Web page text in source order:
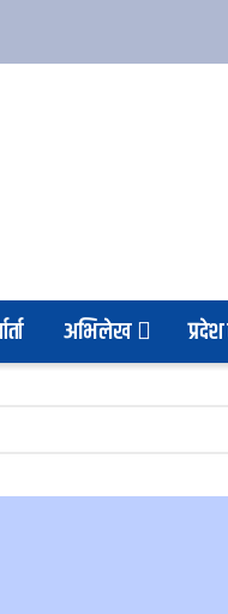
अभिलेख